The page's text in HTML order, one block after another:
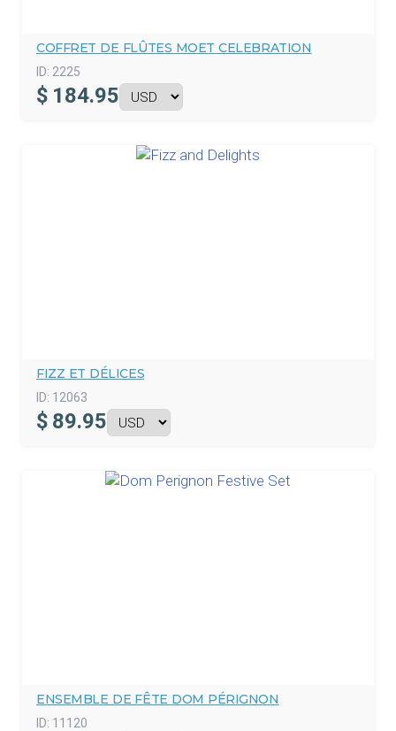
COFFRET DE FLÛTES MOET CELEBRATION
ID: 2225
$ 184.95
FIZZ ET DÉLICES
ID: 12063
$ 89.95
ENSEMBLE DE FÊTE DOM PÉRIGNON
ID: 11120